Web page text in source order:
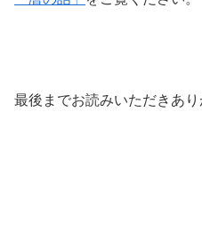
最後までお読みいただきあり